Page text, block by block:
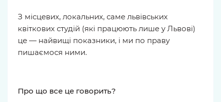
З місцевих, локальних, саме львівських
квіткових студій (які працюють лише у Львові)
це — найвищі показники, і ми по праву
пишаємося ними.
Про що все це говорить?